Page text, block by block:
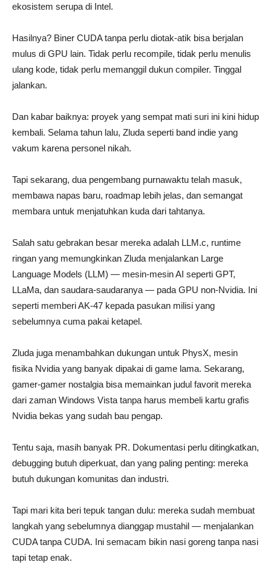
ekosistem serupa di Intel.
Hasilnya? Biner CUDA tanpa perlu diotak-atik bisa berjalan
mulus di GPU lain. Tidak perlu recompile, tidak perlu menulis
ulang kode, tidak perlu memanggil dukun compiler. Tinggal
jalankan.
Dan kabar baiknya: proyek yang sempat mati suri ini kini hidup
kembali. Selama tahun lalu, Zluda seperti band indie yang
vakum karena personel nikah.
Tapi sekarang, dua pengembang purnawaktu telah masuk,
membawa napas baru, roadmap lebih jelas, dan semangat
membara untuk menjatuhkan kuda dari tahtanya.
Salah satu gebrakan besar mereka adalah LLM.c, runtime
ringan yang memungkinkan Zluda menjalankan Large
Language Models (LLM) — mesin-mesin AI seperti GPT,
LLaMa, dan saudara-saudaranya — pada GPU non-Nvidia. Ini
seperti memberi AK-47 kepada pasukan milisi yang
sebelumnya cuma pakai ketapel.
Zluda juga menambahkan dukungan untuk PhysX, mesin
fisika Nvidia yang banyak dipakai di game lama. Sekarang,
gamer-gamer nostalgia bisa memainkan judul favorit mereka
dari zaman Windows Vista tanpa harus membeli kartu grafis
Nvidia bekas yang sudah bau pengap.
Tentu saja, masih banyak PR. Dokumentasi perlu ditingkatkan,
debugging butuh diperkuat, dan yang paling penting: mereka
butuh dukungan komunitas dan industri.
Tapi mari kita beri tepuk tangan dulu: mereka sudah membuat
langkah yang sebelumnya dianggap mustahil — menjalankan
CUDA tanpa CUDA. Ini semacam bikin nasi goreng tanpa nasi
tapi tetap enak.